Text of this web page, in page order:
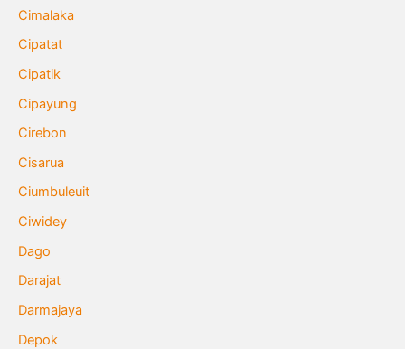
Cimalaka
Cipatat
Cipatik
Cipayung
Cirebon
Cisarua
Ciumbuleuit
Ciwidey
Dago
Darajat
Darmajaya
Depok